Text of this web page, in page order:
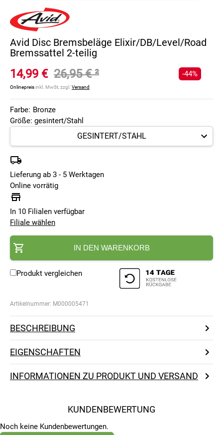
Avid Disc Bremsbeläge Elixir/DB/Level/Road
Bremssattel 2-teilig
14,99 € 26,95 €²
Onlinepreisinkl. MwSt, zzgl. Versand
-44%
Farbe: Bronze
Größe: gesintert/Stahl
Lieferung ab 3 - 5 Werktagen
Online vorrätig
In 10 Filialen verfügbar
Filiale wählen
IN DEN WARENKORB
Produkt vergleichen
Artikelnummer: M000005471
BESCHREIBUNG
EIGENSCHAFTEN
INFORMATIONEN ZU PRODUKT UND VERSAND
KUNDENBEWERTUNG
Noch keine Kundenbewertungen.